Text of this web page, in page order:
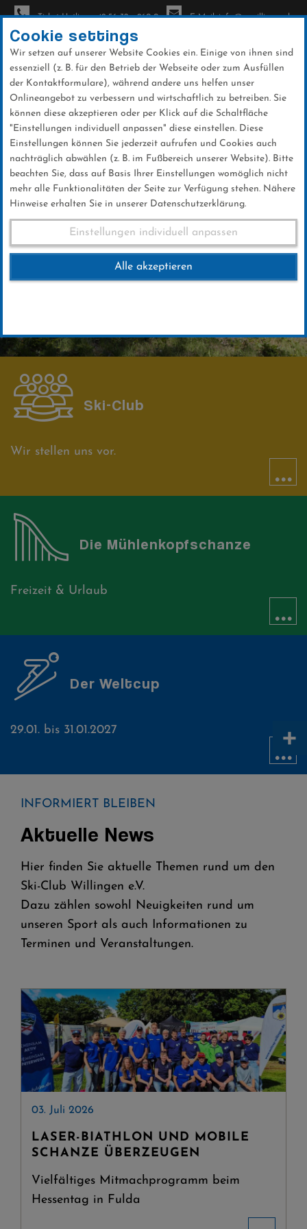
Direkt
zum
Inhalt
Ticket-Hotline: +49 56 32 - 960-0 E-Mail: info@sc-willingen.de
FIS Skisprung Weltcup
2027
Ski-Club
Wir stellen uns vor.
...
Die Mühlenkopfschanze
Freizeit & Urlaub
...
Der Weltcup
29.01. bis 31.01.2027
...
INFORMIERT BLEIBEN
Aktuelle News
Hier finden Sie aktuelle Themen rund um den
Ski-Club Willingen e.V.
Dazu zählen sowohl Neuigkeiten rund um
unseren Sport als auch Informationen zu
Terminen und Veranstaltungen.
03. Juli 2026
LASER-BIATHLON UND MOBILE
SCHANZE ÜBERZEUGEN
Vielfältiges Mitmachprogramm beim
Hessentag in Fulda
Cookie settings
Wir setzen auf unserer Website Cookies ein. Einige von ihnen sind
essenziell (z. B. für den Betrieb der Webseite oder zum Ausfüllen
der Kontaktformulare), während andere uns helfen unser
Onlineangebot zu verbessern und wirtschaftlich zu betreiben. Sie
können diese akzeptieren oder per Klick auf die Schaltfläche
"Einstellungen individuell anpassen" diese einstellen. Diese
Einstellungen können Sie jederzeit aufrufen und Cookies auch
nachträglich abwählen (z. B. im Fußbereich unserer Website). Bitte
beachten Sie, dass auf Basis Ihrer Einstellungen womöglich nicht
mehr alle Funktionalitäten der Seite zur Verfügung stehen. Nähere
Hinweise erhalten Sie in unserer Datenschutzerklärung.
Einstellungen individuell anpassen
Alle akzeptieren
+